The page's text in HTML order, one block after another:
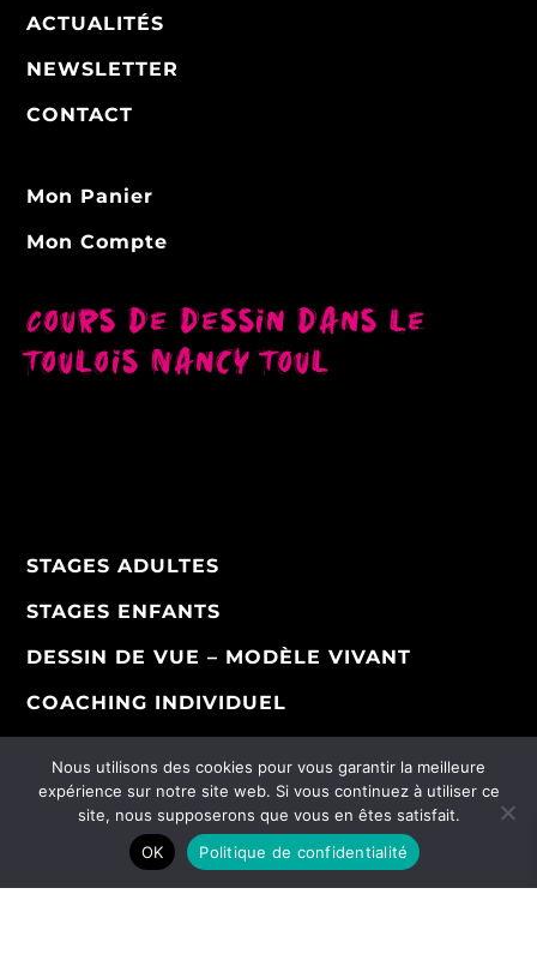
ACTUALITÉS
NEWSLETTER
CONTACT
Mon Panier
Mon Compte
Cours de dessin dans le
Toulois Nancy Toul
STAGES ADULTES
STAGES ENFANTS
DESSIN DE VUE – MODÈLE VIVANT
COACHING INDIVIDUEL
Nous utilisons des cookies pour vous garantir la meilleure
expérience sur notre site web. Si vous continuez à utiliser ce
site, nous supposerons que vous en êtes satisfait.
OK
Politique de confidentialité